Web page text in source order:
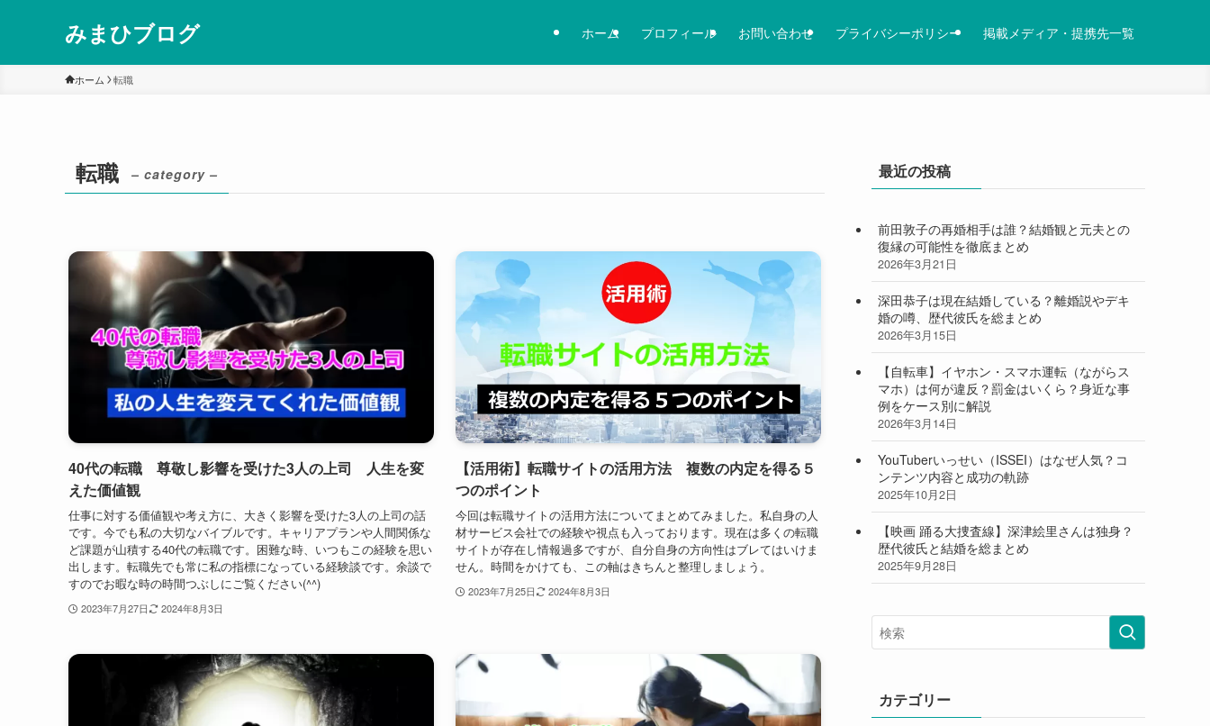
みまひブログ ホーム プロフィール お問い合わせ プライバシーポリシー 掲載メディア・提携先一覧
ホーム 転職
転職 – category – 最近の投稿
前田敦子の再婚相手は誰？結婚観と元夫との
復縁の可能性を徹底まとめ
2026年3月21日
深田恭子は現在結婚している？離婚説やデキ
婚の噂、歴代彼氏を総まとめ
【自転車】イヤホン・スマホ運転（ながらス
2026年3月14日